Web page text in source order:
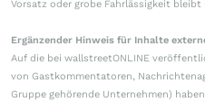
Vorsatz oder grobe Fahrlässigkeit
Ergänzender Hinweis für Inhalte
Auf die bei wallstreetONLINE
von Gastkommentatoren,
Gruppe gehörende Unternehmen)